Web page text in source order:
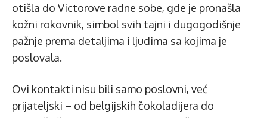
otišla do Victorove radne sobe, gde je pronašla
kožni rokovnik, simbol svih tajni i dugogodišnje
pažnje prema detaljima i ljudima sa kojima je
poslovala.
Ovi kontakti nisu bili samo poslovni, već
prijateljski – od belgijskih čokoladijera do